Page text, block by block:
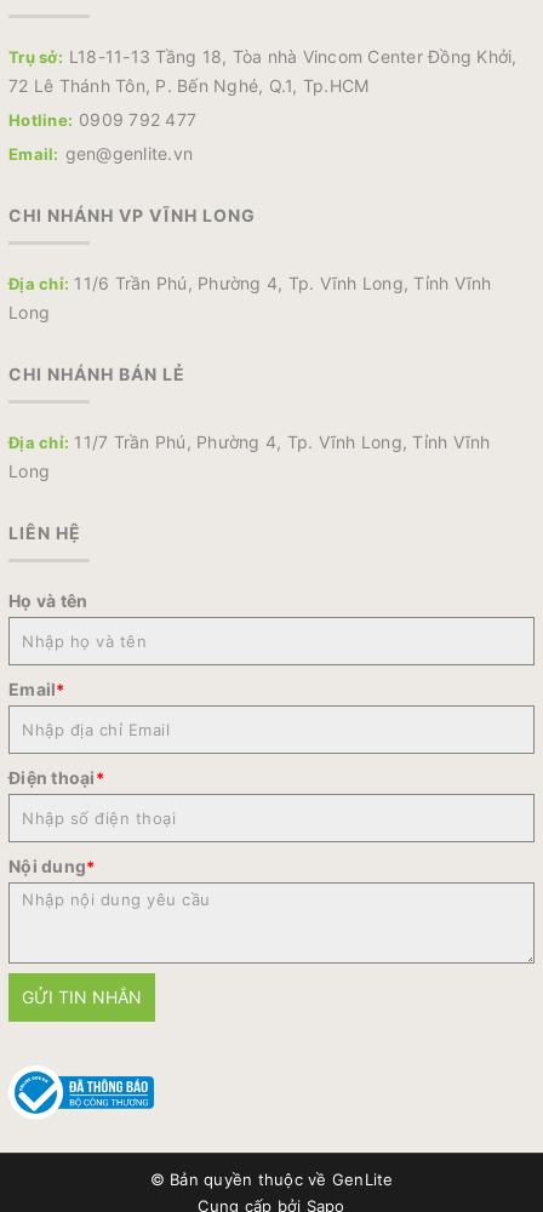
Trụ sở: L18-11-13 Tầng 18, Tòa nhà Vincom Center Đồng Khởi,
72 Lê Thánh Tôn, P. Bến Nghé, Q.1, Tp.HCM
Hotline: 0909 792 477
Email: gen@genlite.vn
CHI NHÁNH VP VĨNH LONG
Địa chỉ: 11/6 Trần Phú, Phường 4, Tp. Vĩnh Long, Tỉnh Vĩnh
Long
CHI NHÁNH BÁN LẺ
Địa chỉ: 11/7 Trần Phú, Phường 4, Tp. Vĩnh Long, Tỉnh Vĩnh
Long
LIÊN HỆ
Họ và tên
Email*
Điện thoại*
Nội dung*
GỬI TIN NHẮN
© Bản quyền thuộc về GenLite
Cung cấp bởi Sapo